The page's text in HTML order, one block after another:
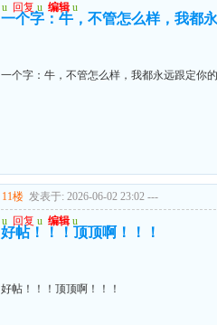
u 回复 u 编辑 u
一个字：牛，不管怎么样，我都
一个字：牛，不管怎么样，我都永远跟定你的
11楼 发表于: 2026-06-02 23:02 ---
u 回复 u 编辑 u
好帖！！！顶顶啊！！！
好帖！！！顶顶啊！！！